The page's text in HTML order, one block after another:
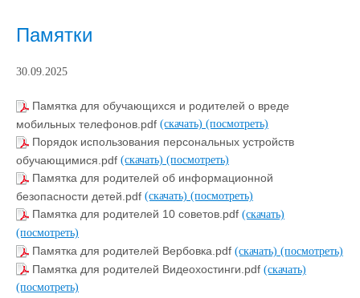
Памятки
30.09.2025
Памятка для обучающихся и родителей о вреде
мобильных телефонов.pdf (скачать) (посмотреть)
Порядок использования персональных устройств
обучающимися.pdf (скачать) (посмотреть)
Памятка для родителей об информационной
безопасности детей.pdf (скачать) (посмотреть)
Памятка для родителей 10 советов.pdf (скачать)
(посмотреть)
Памятка для родителей Вербовка.pdf (скачать) (посмотреть)
Памятка для родителей Видеохостинги.pdf (скачать)
(посмотреть)